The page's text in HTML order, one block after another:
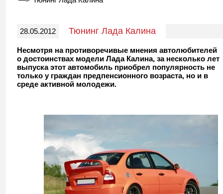
28.05.2012 Тюнинг Лада Калина
Несмотря на противоречивые мнения автолюбителей
о достоинствах модели Лада Калина, за несколько лет
выпуска этот автомобиль приобрел популярность не
только у граждан предпенсионного возраста, но и в
среде активной молодежи.